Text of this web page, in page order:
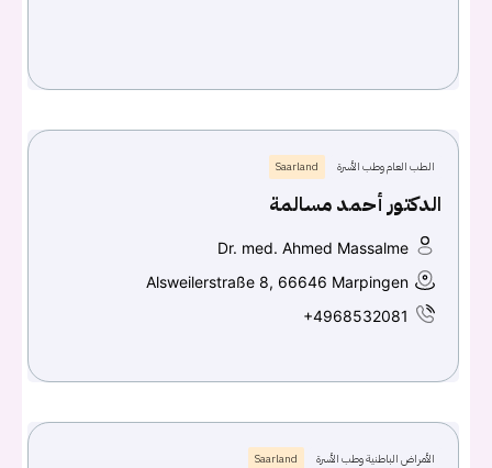
الطب العام وطب الأسرة Saarland
الدكتور أحمد مسالمة
Dr. med. Ahmed Massalme
Alsweilerstraße 8, 66646 Marpingen
+4968532081
الأمراض الباطنية وطب الأسرة Saarland